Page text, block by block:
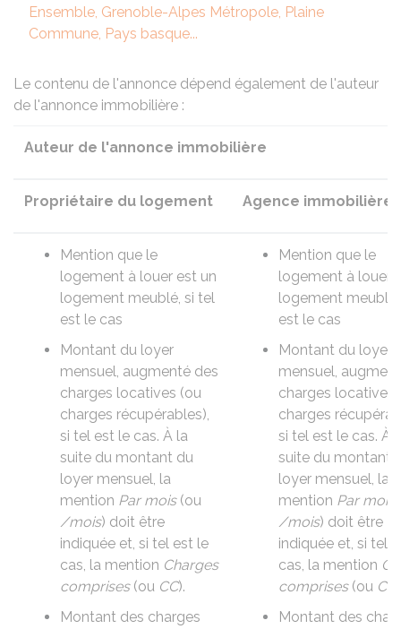
Ensemble, Grenoble-Alpes Métropole, Plaine
Commune, Pays basque...
Le contenu de l'annonce dépend également de l'auteur
de l'annonce immobilière :
Auteur de l'annonce immobilière
Propriétaire du logement Agence immobilière
Mention que le
logement à louer est un
logement meublé, si tel
est le cas
Montant du loyer
mensuel, augmenté des
charges locatives (ou
charges récupérables),
si tel est le cas. À la
suite du montant du
loyer mensuel, la
mention Par mois(ou
/mois) doit être
indiquée et, si tel est le
cas, la mention Charges
comprises(ou CC).
Montant des charges
Mention que le
logement à louer
logement meublé
est le cas
Montant du loyer
mensuel,
charges locatives
charges
si tel est le cas. À
suite du montant
loyer mensuel, la
mention Par mois
/mois) doit être
indiquée et, si tel
cas, la mention
comprises(ou CC
Montant des